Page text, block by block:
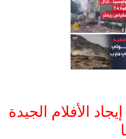
الأفلام الجيدة